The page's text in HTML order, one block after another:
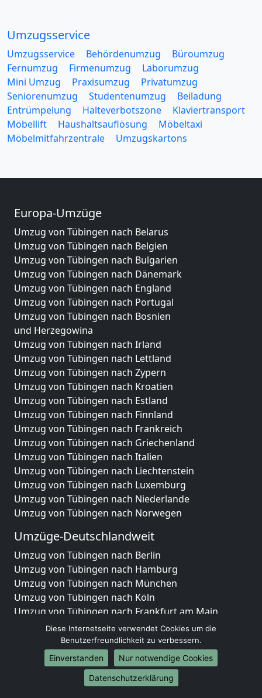
Umzugsservice
Umzugsservice Behördenumzug
Büroumzug
Fernumzug
Firmenumzug
Laborumzug
Mini Umzug
Praxisumzug
Privatumzug
Seniorenumzug
Studentenumzug
Beiladung
Entrümpelung
Halteverbotszone
Klaviertransport
Möbellift
Haushaltsauflösung
Möbeltaxi
Möbelmitfahrzentrale
Umzugskartons
Europa-Umzüge
Umzug von Tübingen nach Belarus
Umzug von Tübingen nach Belgien
Umzug von Tübingen nach Bulgarien
Umzug von Tübingen nach Dänemark
Umzug von Tübingen nach England
Umzug von Tübingen nach Portugal
Umzug von Tübingen nach Bosnien
und Herzegowina
Umzug von Tübingen nach Irland
Umzug von Tübingen nach Lettland
Umzug von Tübingen nach Zypern
Umzug von Tübingen nach Kroatien
Umzug von Tübingen nach Estland
Umzug von Tübingen nach Finnland
Umzug von Tübingen nach Frankreich
Umzug von Tübingen nach Griechenland
Umzug von Tübingen nach Italien
Umzug von Tübingen nach Liechtenstein
Umzug von Tübingen nach Luxemburg
Umzug von Tübingen nach Niederlande
Umzug von Tübingen nach Norwegen
Umzüge-Deutschlandweit
Umzug von Tübingen nach Berlin
Umzug von Tübingen nach Hamburg
Umzug von Tübingen nach München
Umzug von Tübingen nach Köln
Umzug von Tübingen nach Frankfurt am Main
Umzug von Tübingen nach Stuttgart
Umzug von Tübingen nach Düsseldorf
Umzug von Tübingen nach Leipzig
Umzug von Tübingen nach Dortmund
Umzug von Tübingen nach Essen
Diese Internetseite verwendet Cookies um die
Benutzerfreundlichkeit zu verbessern.
Einverstanden
Nur notwendige Cookies
Datenschutzerklärung